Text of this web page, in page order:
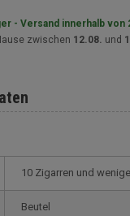
- Versand innerhalb von
zwischen 12.08. und
10 Zigarren und
beutel